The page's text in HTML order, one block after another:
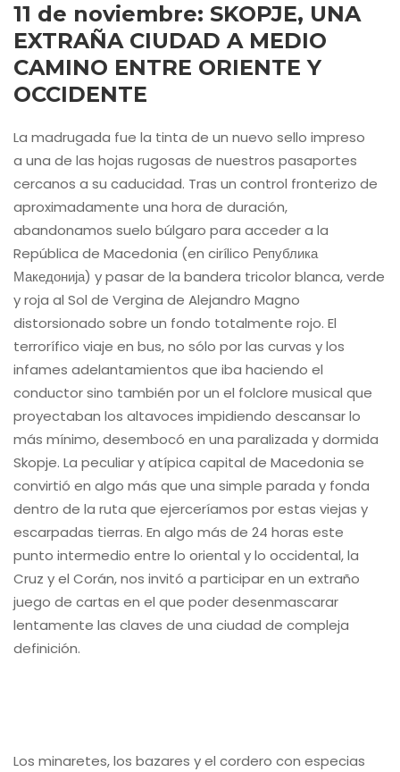
11 de noviembre: SKOPJE, UNA
EXTRAÑA CIUDAD A MEDIO
CAMINO ENTRE ORIENTE Y
OCCIDENTE
La madrugada fue la tinta de un nuevo sello impreso
a una de las hojas rugosas de nuestros pasaportes
cercanos a su caducidad. Tras un control fronterizo de
aproximadamente una hora de duración,
abandonamos suelo búlgaro para acceder a la
República de Macedonia (en cirílico Република
Македонија) y pasar de la bandera tricolor blanca, verde
y roja al Sol de Vergina de Alejandro Magno
distorsionado sobre un fondo totalmente rojo. El
terrorífico viaje en bus, no sólo por las curvas y los
infames adelantamientos que iba haciendo el
conductor sino también por un el folclore musical que
proyectaban los altavoces impidiendo descansar lo
más mínimo, desembocó en una paralizada y dormida
Skopje. La peculiar y atípica capital de Macedonia se
convirtió en algo más que una simple parada y fonda
dentro de la ruta que ejerceríamos por estas viejas y
escarpadas tierras. En algo más de 24 horas este
punto intermedio entre lo oriental y lo occidental, la
Cruz y el Corán, nos invitó a participar en un extraño
juego de cartas en el que poder desenmascarar
lentamente las claves de una ciudad de compleja
definición.
Los minaretes, los bazares y el cordero con especias